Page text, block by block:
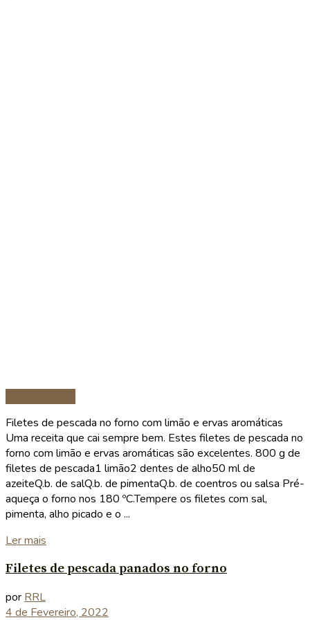
Filetes de pescada no forno com limão e ervas aromáticas
Uma receita que cai sempre bem. Estes filetes de pescada no
forno com limão e ervas aromáticas são excelentes. 800 g de
filetes de pescada1 limão2 dentes de alho50 ml de
azeiteQ.b. de salQ.b. de pimentaQ.b. de coentros ou salsa Pré-
aqueça o forno nos 180 ºC.Tempere os filetes com sal,
pimenta, alho picado e o ...
Ler mais
Filetes de pescada panados no forno
por RRL
4 de Fevereiro, 2022